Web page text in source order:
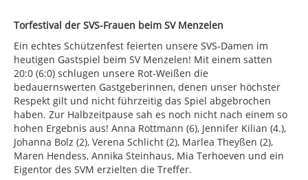
Torfestival der SVS-Frauen beim SV Menzelen
Ein echtes Schützenfest feierten unsere SVS-Damen im
heutigen Gastspiel beim SV Menzelen! Mit einem satten
20:0 (6:0) schlugen unsere Rot-Weißen die
bedauernswerten Gastgeberinnen, denen unser höchster
Respekt gilt und nicht führzeitig das Spiel abgebrochen
haben. Zur Halbzeitpause sah es noch nicht nach einem so
hohen Ergebnis aus! Anna Rottmann (6), Jennifer Kilian (4.),
Johanna Bolz (2), Verena Schlicht (2), Marlea Theyßen (2),
Maren Hendess, Annika Steinhaus, Mia Terhoeven und ein
Eigentor des SVM erzielten die Treffer.